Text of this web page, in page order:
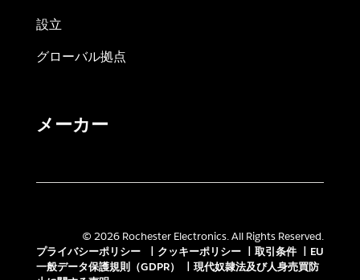
設立
グローバル拠点
メーカー
© 2026 Rochester Electronics. All Rights Reserved.
プライバシーポリシー
クッキーポリシー 取引条件
EU
一般データ保護規則（GDPR）
現代奴隷法及び人身売買防